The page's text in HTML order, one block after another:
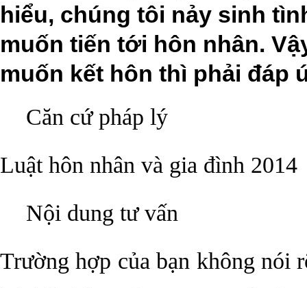
hiểu, chúng tôi nảy sinh
muốn tiến tới hôn nhân.
muốn kết hôn thì phải đáp
Căn cứ pháp lý
Luật hôn nhân và gia đình 2014
Nội dung tư vấn
Trường hợp của bạn không nói